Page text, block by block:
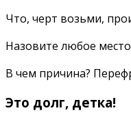
Что, черт возьми,
Назовите любое
В чем причина?
Это долг, детка!